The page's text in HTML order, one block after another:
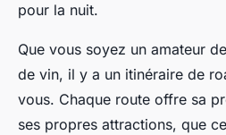
pour la nuit.
Que vous soyez un amateur
de vin, il y a un itinéraire de
vous. Chaque route offre sa
ses propres attractions, que